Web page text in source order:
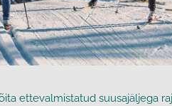
ettevalmistatud suusajäljega